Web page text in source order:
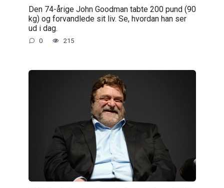
Den 74-årige John Goodman tabte 200 pund (90
kg) og forvandlede sit liv. Se, hvordan han ser
ud i dag.
0 215